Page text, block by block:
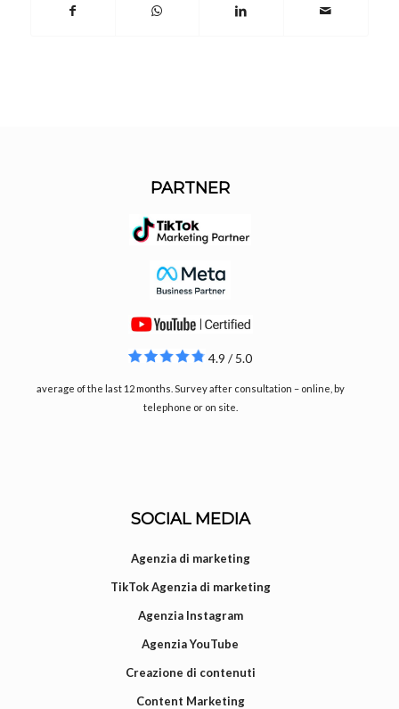
PARTNER
4.9 / 5.0
average of the last 12 months. Survey after consultation – online, by
telephone or on site.
SOCIAL MEDIA
Agenzia di marketing
TikTok Agenzia di marketing
Agenzia Instagram
Agenzia YouTube
Creazione di contenuti
Content Marketing